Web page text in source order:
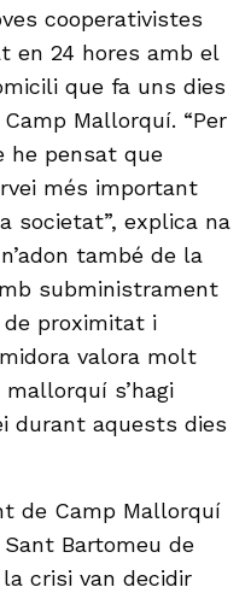
cooperativistes
en 24 hores amb el
que fa uns dies
Mallorquí. “Per
he pensat que
més important
societat”, explica na
també de la
subministrament
proximitat i
valora molt
s’hagi
durant aquests dies
de Camp Mallorquí
Bartomeu de
crisi van decidir